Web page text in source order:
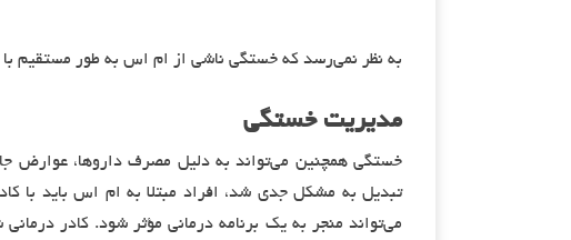
به نظر نمی‌رسد که خستگی ناشی از ام اس به طور مستقیم با
مدیریت خستگی
خستگی همچنین می‌تواند به دلیل مصرف داروها، عوارض
تبدیل به مشکل جدی شد، افراد مبتلا به ام اس باید با
می‌تواند منجر به یک برنامه درمانی مؤثر شود. کادر